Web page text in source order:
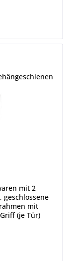
mit 2
geschlossene
mit
(je Tür)